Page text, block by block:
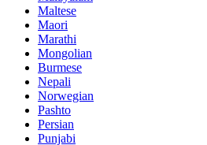
Maltese
Maori
Marathi
Mongolian
Burmese
Nepali
Norwegian
Pashto
Persian
Punjabi